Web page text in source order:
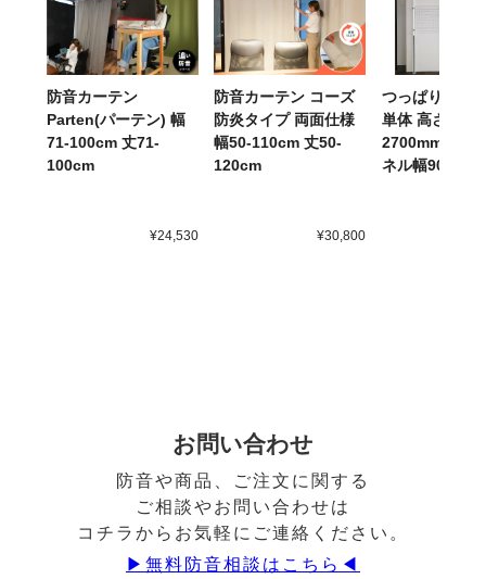
防音カーテン
Parten(パーテン) 幅
71-100cm 丈71-
100cm
¥24,530
防音カーテン コーズ
防炎タイプ 両面仕様
幅50-110cm 丈50-
120cm
¥30,800
つっぱりポー
単体 高さ2651-
2700mm メッ
ネル幅900mm
お問い合わせ
防音や商品、ご注文に関する
ご相談やお問い合わせは
コチラからお気軽にご連絡ください。
▶︎無料防音相談はこちら◀︎